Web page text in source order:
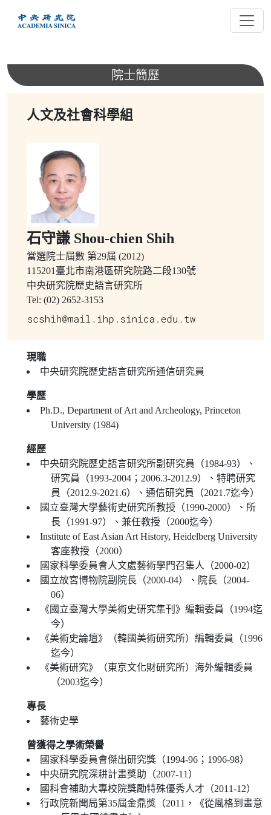
內
院士簡歷
人文及社會科學組
石守謙 Shou-chien Shih
當選院士屆數 第29屆 (2012)
115201臺北市南港區研究院路二段130號
中央研究院歷史語言研究所
Tel: (02) 2652-3153
現職
中央研究院歷史語言研究所通信研究員
學歷
Ph.D., Department of Art and Archeology, Princeton
University (1984)
經歷
中央研究院歷史語言研究所副研究員（1984-93）、
研究員（1993-2004；2006.3-2012.9）、特聘研究
員（2012.9-2021.6）、通信研究員（2021.7迄今）
國立臺灣大學藝術史研究所教授（1990-2000）、所
長（1991-97）、兼任教授（2000迄今）
Institute of East Asian Art History, Heidelberg University
客座教授（2000）
國家科學委員會人文處藝術學門召集人（2000-02）
國立故宮博物院副院長（2000-04）、院長（2004-
06）
《國立臺灣大學美術史研究集刊》編輯委員（1994迄
今）
《美術史論壇》（韓國美術研究所）編輯委員（1996
迄今）
《美術研究》（東京文化財研究所）海外編輯委員
（2003迄今）
專長
藝術史學
曾獲得之學術榮譽
國家科學委員會傑出研究獎（1994-96；1996-98）
中央研究院深耕計畫獎助（2007-11）
國科會補助大專校院獎勵特殊優秀人才（2011-12）
行政院新聞局第35屆金鼎獎（2011，《從風格到畫意